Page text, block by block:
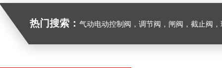
热门搜索： 气动电动控制阀，调节阀，闸阀，截止阀，球阀，蝶阀，止回阀，高温高压